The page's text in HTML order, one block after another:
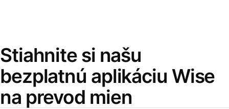
Stiahnite si našu
bezplatnú aplikáciu Wise
na prevod mien